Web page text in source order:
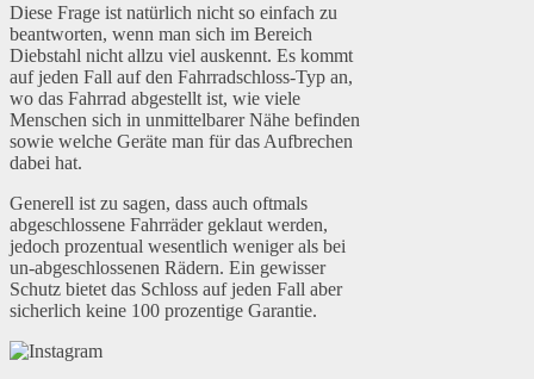
Diese Frage ist natürlich nicht so einfach zu
beantworten, wenn man sich im Bereich
Diebstahl nicht allzu viel auskennt. Es kommt
auf jeden Fall auf den Fahrradschloss-Typ an,
wo das Fahrrad abgestellt ist, wie viele
Menschen sich in unmittelbarer Nähe befinden
sowie welche Geräte man für das Aufbrechen
dabei hat.
Generell ist zu sagen, dass auch oftmals
abgeschlossene Fahrräder geklaut werden,
jedoch prozentual wesentlich weniger als bei
un-abgeschlossenen Rädern. Ein gewisser
Schutz bietet das Schloss auf jeden Fall aber
sicherlich keine 100 prozentige Garantie.